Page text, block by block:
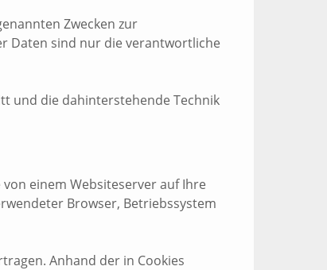
Zwecken zur
Daten sind nur die verantwortliche
und die dahinterstehende Technik
einem Websiteserver auf Ihre
Browser, Betriebssystem
Anhand der in Cookies